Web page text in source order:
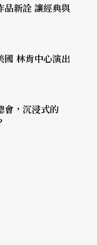
，台灣的太古踏
的季度節目裡，
連年都沒在家
的中國新年音樂
讓經典與
國 林肯中心演出
會，沉浸式的